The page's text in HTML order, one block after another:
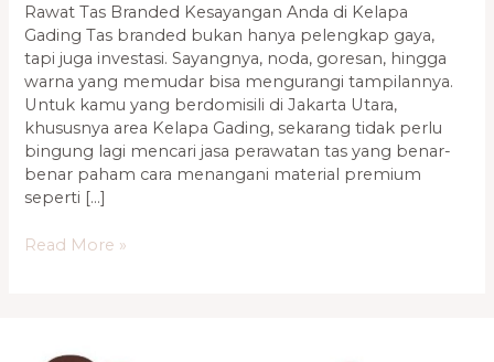
Rawat Tas Branded Kesayangan Anda di Kelapa
Gading Tas branded bukan hanya pelengkap gaya,
tapi juga investasi. Sayangnya, noda, goresan, hingga
warna yang memudar bisa mengurangi tampilannya.
Untuk kamu yang berdomisili di Jakarta Utara,
khususnya area Kelapa Gading, sekarang tidak perlu
bingung lagi mencari jasa perawatan tas yang benar-
benar paham cara menangani material premium
seperti […]
Read More »